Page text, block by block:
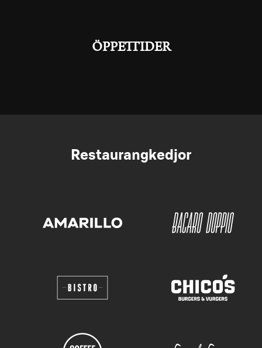
ÖPPETTIDER
Restaurangkedjor